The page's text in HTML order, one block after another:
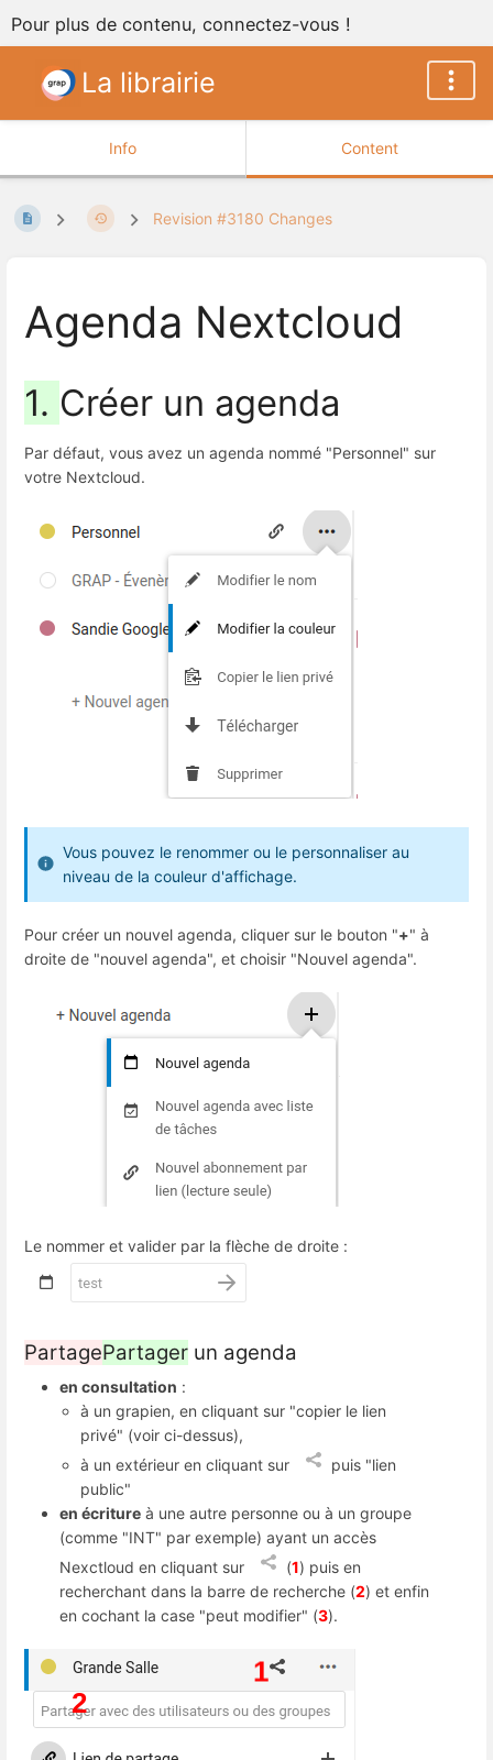
Pour plus de contenu, connectez-vous !
La librairie
Info Content
Revision #3180 Changes
Agenda Nextcloud
1. Créer un agenda
Par défaut, vous avez un agenda nommé "Personnel" sur
votre Nextcloud.
Vous pouvez le renommer ou le personnaliser au
niveau de la couleur d'affichage.
Pour créer un nouvel agenda, cliquer sur le bouton "+" à
droite de "nouvel agenda", et choisir "Nouvel agenda".
Le nommer et valider par la flèche de droite :
PartagePartager un agenda
en consultation :
à un grapien, en cliquant sur "copier le lien
privé" (voir ci-dessus),
à un extérieur en cliquant sur
puis "lien
public"
en écriture à une autre personne ou à un groupe
(comme "INT" par exemple) ayant un accès
Nexctloud en cliquant sur
(1) puis en
recherchant dans la barre de recherche (2) et enfin
en cochant la case "peut modifier" (3).